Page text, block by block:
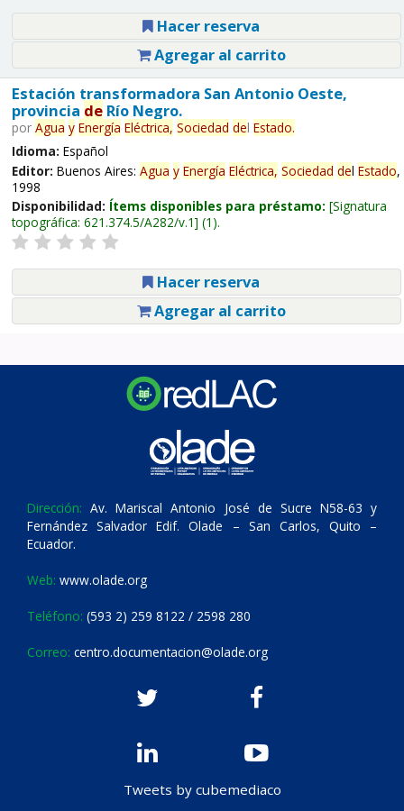
Hacer reserva
Agregar al carrito
Estación transformadora San Antonio Oeste,
provincia deRío Negro.
por Agua y Energía Eléctrica, Sociedad del Estado.
Idioma: Español
Editor: Buenos Aires: Agua y Energía Eléctrica, Sociedad del Estado,
1998
Disponibilidad: Ítems disponibles para préstamo: Signatura
topográfica: 621.374.5/A282/v.1 (1).
Hacer reserva
Agregar al carrito
Dirección: Av. Mariscal Antonio José de Sucre N58-63 y
Fernández Salvador Edif. Olade – San Carlos, Quito –
Ecuador.
Web: www.olade.org
Teléfono: (593 2) 259 8122 / 2598 280
Correo: centro.documentacion@olade.org
Tweets by cubemediaco